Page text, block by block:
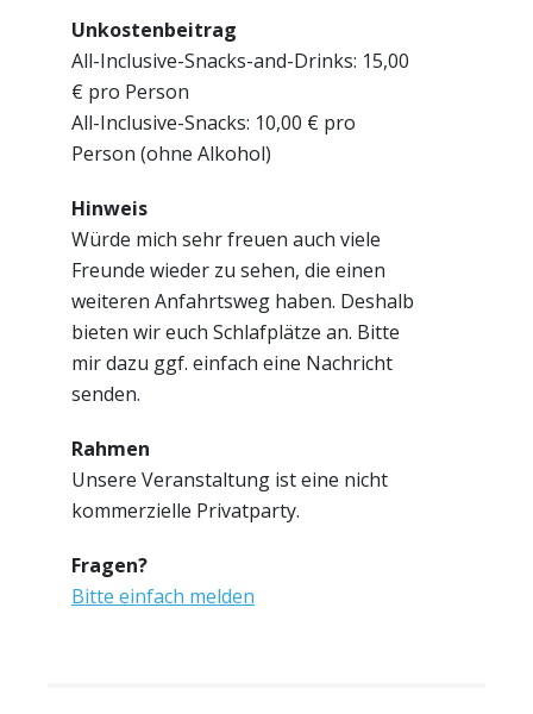
Unkostenbeitrag
All-Inclusive-Snacks-and-Drinks: 15,00
€ pro Person
All-Inclusive-Snacks: 10,00 € pro
Person (ohne Alkohol)
Hinweis
Würde mich sehr freuen auch viele
Freunde wieder zu sehen, die einen
weiteren Anfahrtsweg haben. Deshalb
bieten wir euch Schlafplätze an. Bitte
mir dazu ggf. einfach eine Nachricht
senden.
Rahmen
Unsere Veranstaltung ist eine nicht
kommerzielle Privatparty.
Fragen?
Bitte einfach melden